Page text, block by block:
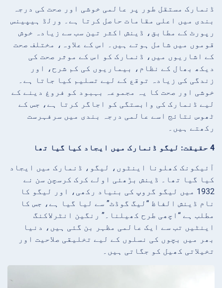
ڈنمارک مستقل طور پر عالمی خوشی اور صحت کی درجہ
بندی میں اعلی مقامات حاصل کرتا ہے۔ ورلڈ ہیپینس
رپورٹ کے مطابق، ڈینش اکثر تین سب سے زیادہ خوش
قوموں میں شامل ہوتے ہیں۔ اس کے علاوہ، مختلف صحت
کے اشاریوں میں، ڈنمارک کو اس کے موثر صحت کی
دیکھ بھال کے نظام، بیماریوں کی کم شرح، اور
زندگی کی زیادہ توقع کے لیے تسلیم کیا جاتا ہے۔
خوشی اور صحت کا یہ مجموعہ بہبود کو فروغ دینے کے
لیے ڈنمارک کی وابستگی کو اجاگر کرتا ہے، جس کے
ٹھوس نتائج اسے عالمی درجہ بندی میں سرفہرست
رکھتے ہیں۔
4 حقیقت: لیگو ڈنمارک میں ایجاد کیا گیا تھا
آئیکونک کھلونا اینٹوں، لیگو، ڈنمارک میں ایجاد
کیا گیا تھا۔ ڈینش بڑھئی اولے کرک کرسچن سن نے
1932 میں لیگو گروپ کی بنیاد رکھی، اور لیگو کا
نام ڈینش الفاظ “لیگ گوڈٹ” سے لیا گیا ہے، جس کا
مطلب ہے “اچھی طرح کھیلنا۔” رنگین انٹرلاکنگ
اینٹیں تب سے ایک عالمی مظہر بن گئی ہیں، دنیا
بھر میں بچوں کی نسلوں کے لیے تخلیقی صلاحیت اور
تخیلاتی کھیل کو جگاتی ہیں۔